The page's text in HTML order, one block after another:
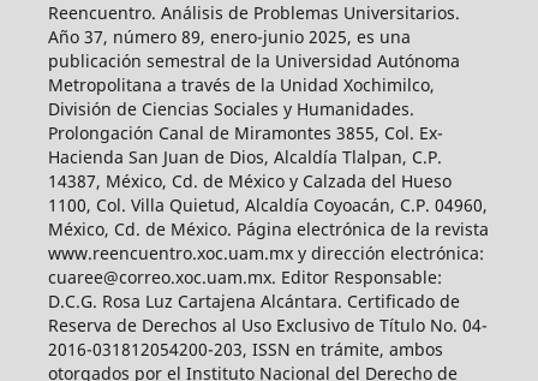
Reencuentro. Análisis de Problemas Universitarios.
Año 37, número 89, enero-junio 2025, es una
publicación semestral de la Universidad Autónoma
Metropolitana a través de la Unidad Xochimilco,
División de Ciencias Sociales y Humanidades.
Prolongación Canal de Miramontes 3855, Col. Ex-
Hacienda San Juan de Dios, Alcaldía Tlalpan, C.P.
14387, México, Cd. de México y Calzada del Hueso
1100, Col. Villa Quietud, Alcaldía Coyoacán, C.P. 04960,
México, Cd. de México. Página electrónica de la revista
www.reencuentro.xoc.uam.mx y dirección electrónica:
cuaree@correo.xoc.uam.mx. Editor Responsable:
D.C.G. Rosa Luz Cartajena Alcántara. Certificado de
Reserva de Derechos al Uso Exclusivo de Título No. 04-
2016-031812054200-203, ISSN en trámite, ambos
otorgados por el Instituto Nacional del Derecho de